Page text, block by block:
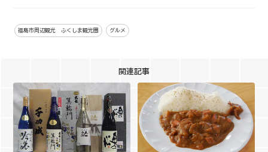
福島市周辺観光 ふくしま観光圏 グルメ
関連記事